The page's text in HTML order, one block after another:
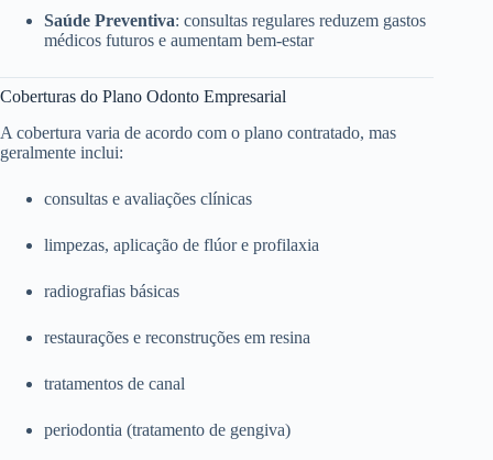
Saúde Preventiva: consultas regulares reduzem gastos
médicos futuros e aumentam bem-estar
Coberturas do Plano Odonto Empresarial
A cobertura varia de acordo com o plano contratado, mas
geralmente inclui:
consultas e avaliações clínicas
limpezas, aplicação de flúor e profilaxia
radiografias básicas
restaurações e reconstruções em resina
tratamentos de canal
periodontia (tratamento de gengiva)